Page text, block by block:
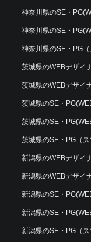
神奈川県のSE・
神奈川県のSE・
神奈川県のSE・PG
茨城県のWEBデザイ
茨城県のWEBデザイ
茨城県のSE・
茨城県のSE・
茨城県のSE・PG（
新潟県のWEBデザイ
新潟県のWEBデザイ
新潟県のSE・
新潟県のSE・
新潟県のSE・PG（